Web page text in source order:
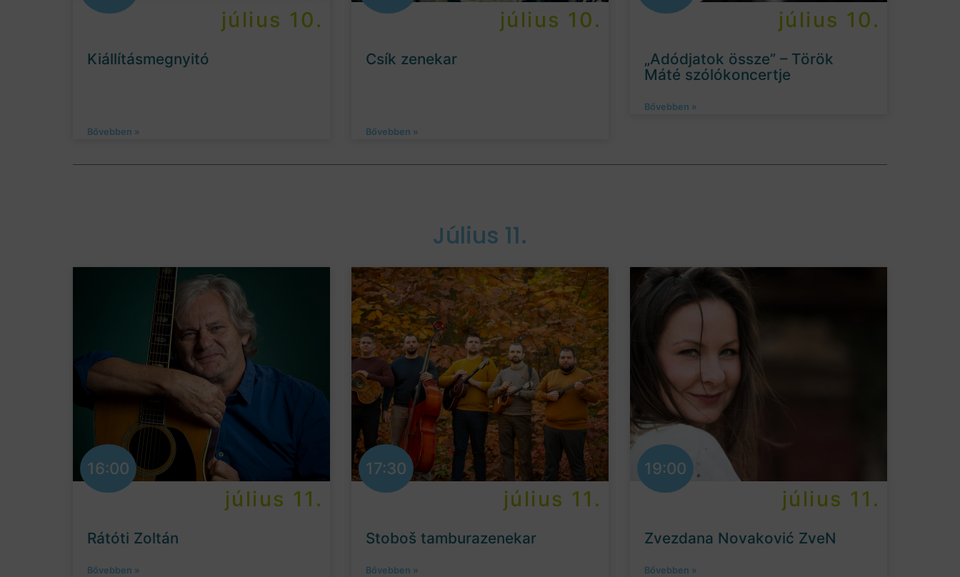
július 10.
Kiállításmegnyitó
Bővebben »
július 10.
Csík zenekar
Bővebben »
július 10.
„Adódjatok össze” – Török
Máté szólókoncertje
Bővebben »
Július 11.
16:00
július 11.
Rátóti Zoltán
Bővebben »
17:30
július 11.
Stoboš tamburazenekar
Bővebben »
19:00
július 11.
Zvezdana Novaković ZveN
Bővebben »